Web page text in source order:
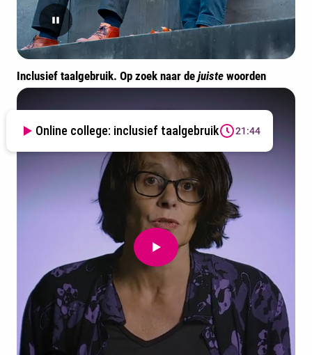
Inclusief taalgebruik. Op zoek naar de juiste woorden
Online college: inclusief taalgebruik 21:44